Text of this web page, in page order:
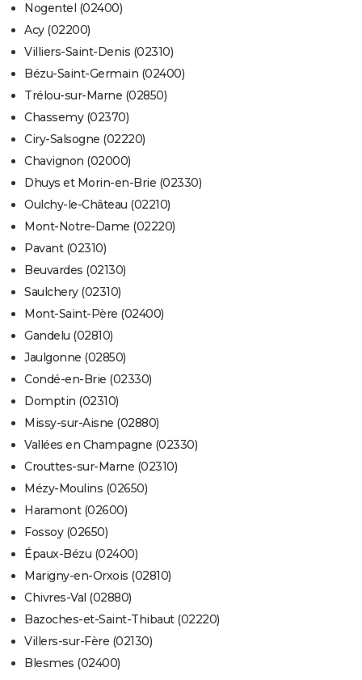
Nogentel (02400)
Acy (02200)
Villiers-Saint-Denis (02310)
Bézu-Saint-Germain (02400)
Trélou-sur-Marne (02850)
Chassemy (02370)
Ciry-Salsogne (02220)
Chavignon (02000)
Dhuys et Morin-en-Brie (02330)
Oulchy-le-Château (02210)
Mont-Notre-Dame (02220)
Pavant (02310)
Beuvardes (02130)
Saulchery (02310)
Mont-Saint-Père (02400)
Gandelu (02810)
Jaulgonne (02850)
Condé-en-Brie (02330)
Domptin (02310)
Missy-sur-Aisne (02880)
Vallées en Champagne (02330)
Crouttes-sur-Marne (02310)
Mézy-Moulins (02650)
Haramont (02600)
Fossoy (02650)
Épaux-Bézu (02400)
Marigny-en-Orxois (02810)
Chivres-Val (02880)
Bazoches-et-Saint-Thibaut (02220)
Villers-sur-Fère (02130)
Blesmes (02400)